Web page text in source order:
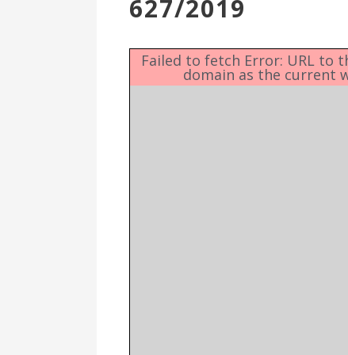
Επιτροπή
Ενότητες
627/2019
Failed to fetch Error: URL to
domain as the current